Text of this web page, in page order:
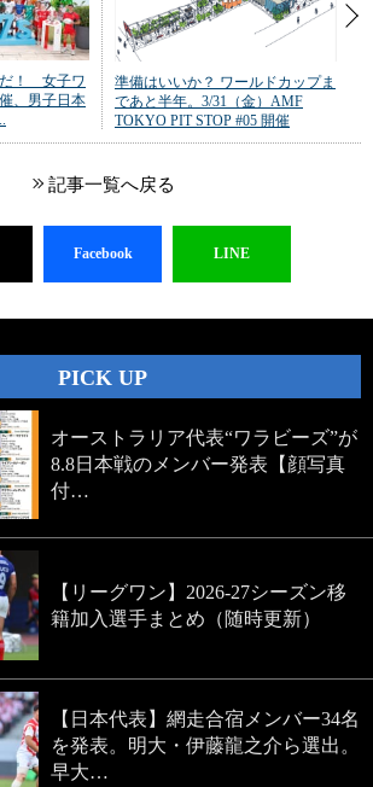
だ！ 女子ワ
、男子日本
準備はいいか？ ワールドカップま
であと半年。3/31（金）AMF
TOKYO PIT STOP #05 開催
記事一覧へ戻る
Facebook LINE
PICK UP
オーストラリア代表“ワラビーズ”が
8.8日本戦のメンバー発表【顔写真
付…
【リーグワン】2026-27シーズン移
籍加入選手まとめ（随時更新）
【日本代表】網走合宿メンバー34名
を発表。明大・伊藤龍之介ら選出。
早大…